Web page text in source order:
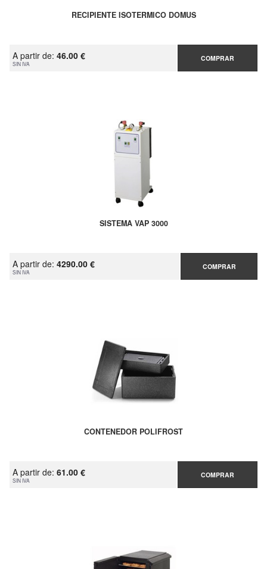
RECIPIENTE ISOTERMICO DOMUS
A partir de: 46.00 €
SIN IVA
COMPRAR
SISTEMA VAP 3000
A partir de: 4290.00 €
SIN IVA
COMPRAR
CONTENEDOR POLIFROST
A partir de: 61.00 €
SIN IVA
COMPRAR